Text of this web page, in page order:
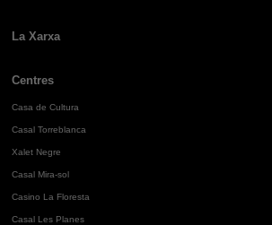
La Xarxa
Centres
Casa de Cultura
Casal Torreblanca
Xalet Negre
Casal Mira-sol
Casino La Floresta
Casal Les Planes